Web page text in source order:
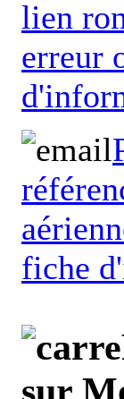
lien
erreur
fiche
sur